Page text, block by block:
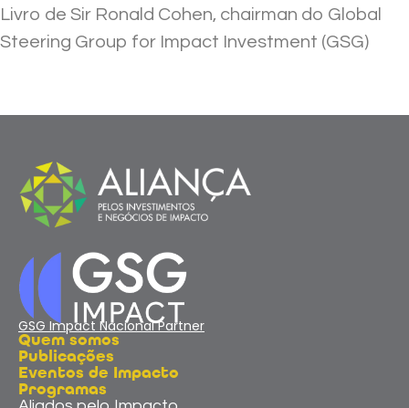
Livro de Sir Ronald Cohen, chairman do Global
Steering Group for Impact Investment (GSG)
GSG Impact Nacional Partner
Quem somos
Publicações
Eventos de Impacto
Programas